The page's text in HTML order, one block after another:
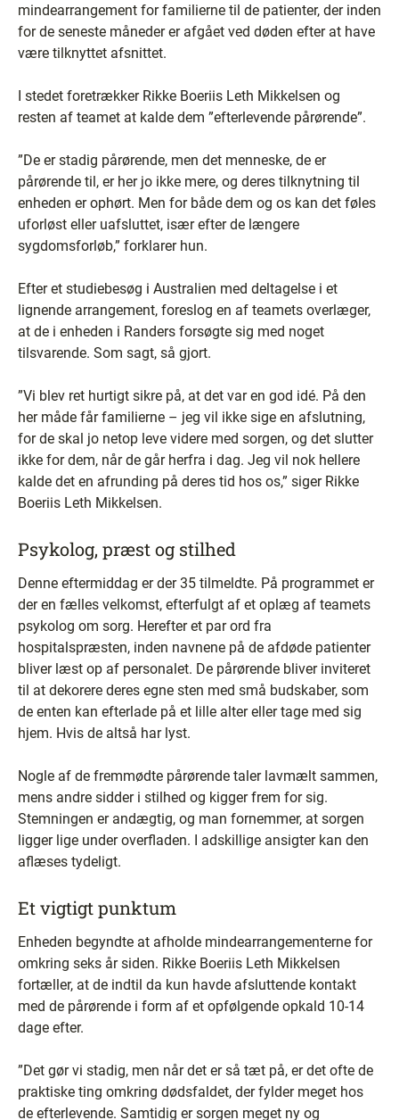
mindearrangement for familierne til de patienter, der inden
for de seneste måneder er afgået ved døden efter at have
være tilknyttet afsnittet.
I stedet foretrækker Rikke Boeriis Leth Mikkelsen og
resten af teamet at kalde dem ”efterlevende pårørende”.
”De er stadig pårørende, men det menneske, de er
pårørende til, er her jo ikke mere, og deres tilknytning til
enheden er ophørt. Men for både dem og os kan det føles
uforløst eller uafsluttet, især efter de længere
sygdomsforløb,” forklarer hun.
Efter et studiebesøg i Australien med deltagelse i et
lignende arrangement, foreslog en af teamets overlæger,
at de i enheden i Randers forsøgte sig med noget
tilsvarende. Som sagt, så gjort.
”Vi blev ret hurtigt sikre på, at det var en god idé. På den
her måde får familierne – jeg vil ikke sige en afslutning,
for de skal jo netop leve videre med sorgen, og det slutter
ikke for dem, når de går herfra i dag. Jeg vil nok hellere
kalde det en afrunding på deres tid hos os,” siger Rikke
Boeriis Leth Mikkelsen.
Psykolog, præst og stilhed
Denne eftermiddag er der 35 tilmeldte. På programmet er
der en fælles velkomst, efterfulgt af et oplæg af teamets
psykolog om sorg. Herefter et par ord fra
hospitalspræsten, inden navnene på de afdøde patienter
bliver læst op af personalet. De pårørende bliver inviteret
til at dekorere deres egne sten med små budskaber, som
de enten kan efterlade på et lille alter eller tage med sig
hjem. Hvis de altså har lyst.
Nogle af de fremmødte pårørende taler lavmælt sammen,
mens andre sidder i stilhed og kigger frem for sig.
Stemningen er andægtig, og man fornemmer, at sorgen
ligger lige under overfladen. I adskillige ansigter kan den
aflæses tydeligt.
Et vigtigt punktum
Enheden begyndte at afholde mindearrangementerne for
omkring seks år siden. Rikke Boeriis Leth Mikkelsen
fortæller, at de indtil da kun havde afsluttende kontakt
med de pårørende i form af et opfølgende opkald 10-14
dage efter.
”Det gør vi stadig, men når det er så tæt på, er det ofte de
praktiske ting omkring dødsfaldet, der fylder meget hos
de efterlevende. Samtidig er sorgen meget ny og